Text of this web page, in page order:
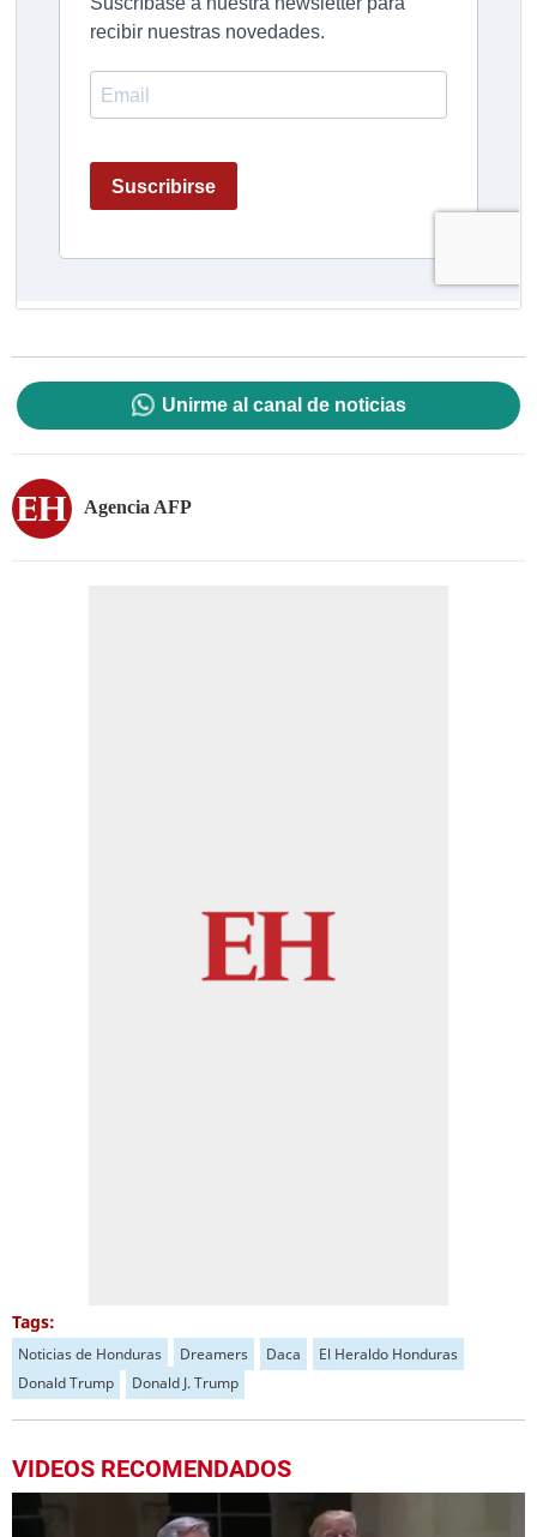
Unirme al canal de noticias
Agencia AFP
Tags:
Noticias de Honduras Dreamers Daca
El Heraldo Honduras
Donald Trump
Donald J. Trump
VIDEOS RECOMENDADOS